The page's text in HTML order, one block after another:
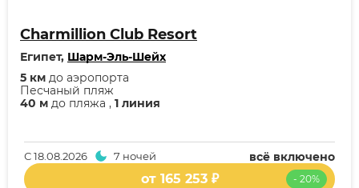
Charmillion Club Resort
Египет, Шарм-Эль-Шейх
40 м до пляжа , 1 линия
Песчаный пляж
5 км до аэропорта
всё включено
С18.08.2026 7 ночей
- 20%
от 165 253 ₽